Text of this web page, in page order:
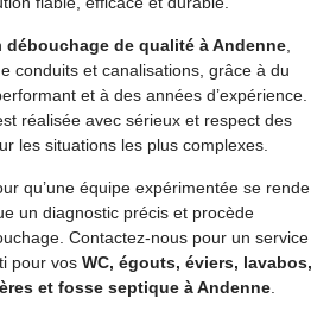
débouchage de qualité à Andenne,
conduits et canalisations, grâce à du
et à des années d’expérience.
réalisée avec sérieux et respect des
les situations les plus complexes.
qu’une équipe expérimentée se rende
un diagnostic précis et procède
Contactez-nous pour un service
pour vos WC, égouts, éviers, lavabos,
et fosse septique à Andenne.